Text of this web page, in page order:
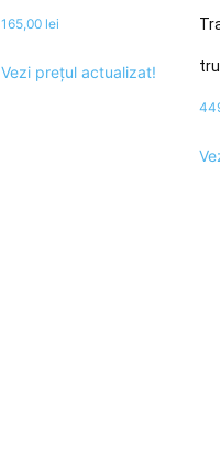
165,00 lei
Vezi prețul actualizat!